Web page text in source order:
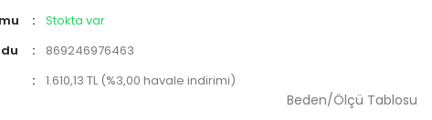
Stokta var
869246976463
1.610,13 TL (%3,00 havale indirimi)
Beden/Ölçü Tablosu